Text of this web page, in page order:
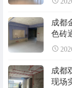
成都
色砖
成都
现场